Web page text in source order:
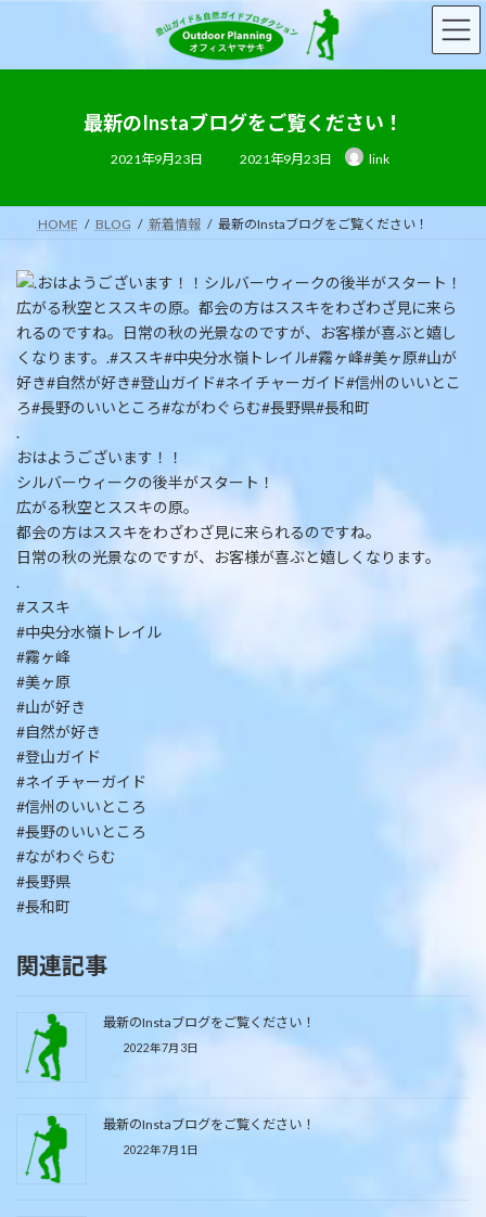
ン
プ
ー
動
最新のInstaブログをご覧ください！
2021年9月23日
終
時
:
2021年9月23日 link
HOME BLOG 新着情報 最新のInstaブログをご覧ください！
.
おはようございます！！
シルバーウィークの後半がスタート！
広がる秋空とススキの原。
都会の方はススキをわざわざ見に来られるのですね。
日常の秋の光景なのですが、お客様が喜ぶと嬉しくなります。
.
#ススキ
#中央分水嶺トレイル
#霧ヶ峰
#美ヶ原
#山が好き
#自然が好き
#登山ガイド
#ネイチャーガイド
#信州のいいところ
#長野のいいところ
#ながわぐらむ
#長野県
#長和町
関連記事
最新のInstaブログをご覧ください！
2022年7月3日
最新のInstaブログをご覧ください！
2022年7月1日